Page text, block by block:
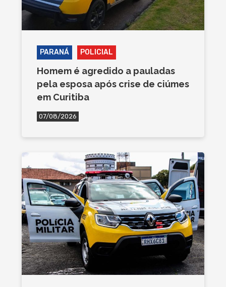
PARANÁ POLICIAL
Homem é agredido a pauladas
pela esposa após crise de ciúmes
em Curitiba
07/08/2026